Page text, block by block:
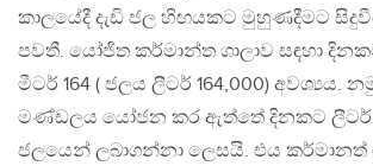
කාලයේදී දැඩි ජල හිඟයකට මුහුණදීමට
පවතී. යෝජිත කර්මාන්ත ශාලාව සඳහා
මීටර් 164 ( ජලය ලීටර් 164,000) අවශ්‍යය.
මණ්ඩලය යෝජන කර ඇත්තේ දිනකට ලීටර්
ජලයෙන් ලබාගන්නා ලෙසයි. එය කර්මානත්